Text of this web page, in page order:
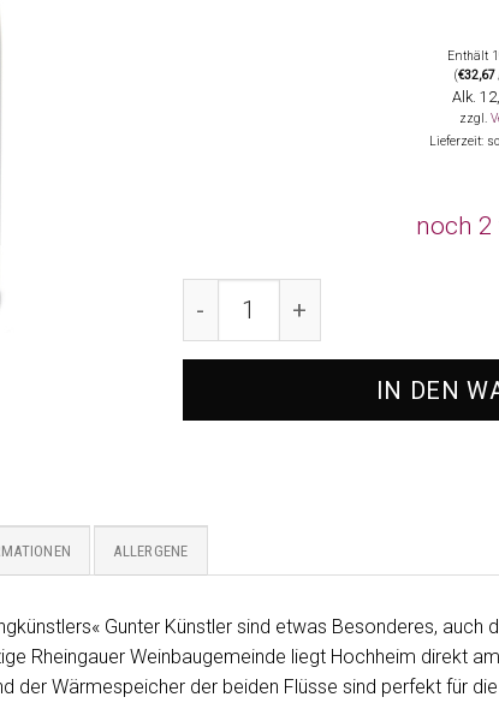
Enthält
(€32,67
Alk.
zzgl.
Lieferzeit:
noch 2
2022 Riesling Hochheimer
IN DEN
ALLERGENE
Gunter Künstler sind etwas Besonderes, auch
Rheingauer Weinbaugemeinde liegt Hochheim direkt
der Wärmespeicher der beiden Flüsse sind perfekt für